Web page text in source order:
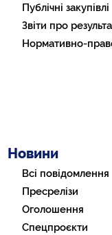
Публічні закупівлі
Звіти про
Нормативно-
Новини
Всі повідомлення
Пресрелізи
Оголошення
Спецпроєкти